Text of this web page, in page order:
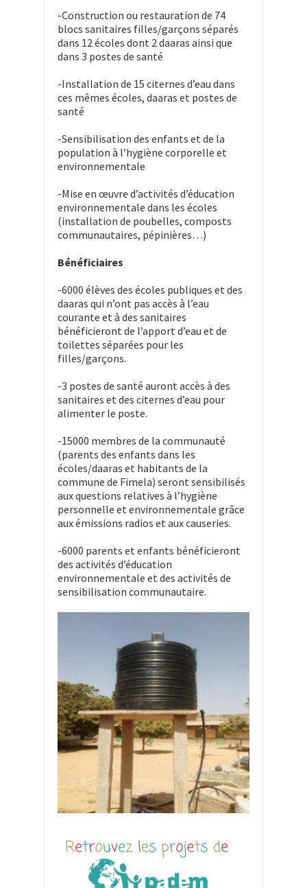
-Construction ou restauration de 74
blocs sanitaires filles/garçons séparés
dans 12 écoles dont 2 daaras ainsi que
dans 3 postes de santé
-Installation de 15 citernes d’eau dans
ces mêmes écoles, daaras et postes de
santé
-Sensibilisation des enfants et de la
population à l’hygiène corporelle et
environnementale
-Mise en œuvre d’activités d’éducation
environnementale dans les écoles
(installation de poubelles, composts
communautaires, pépinières…)
Bénéficiaires
-6000 élèves des écoles publiques et des
daaras qui n’ont pas accès à l’eau
courante et à des sanitaires
bénéficieront de l’apport d’eau et de
toilettes séparées pour les
filles/garçons.
-3 postes de santé auront accès à des
sanitaires et des citernes d’eau pour
alimenter le poste.
-15000 membres de la communauté
(parents des enfants dans les
écoles/daaras et habitants de la
commune de Fimela) seront sensibilisés
aux questions relatives à l’hygiène
personnelle et environnementale grâce
aux émissions radios et aux causeries.
-6000 parents et enfants bénéficieront
des activités d’éducation
environnementale et des activités de
sensibilisation communautaire.